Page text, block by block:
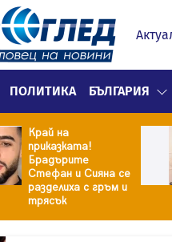
ПОЛИТИКА БЪЛГАРИЯ
Край на
приказката!
Брадърите
Стефан и Сияна се
разделиха с гръм и
трясък